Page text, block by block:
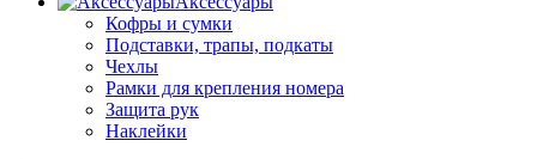
Кофры и сумки
Подставки, трапы, подкаты
Чехлы
Рамки для крепления номера
Защита рук
Наклейки